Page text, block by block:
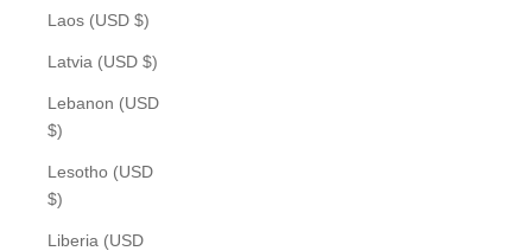
Laos (USD $)
Latvia (USD $)
Lebanon (USD
$)
Lesotho (USD
$)
Liberia (USD